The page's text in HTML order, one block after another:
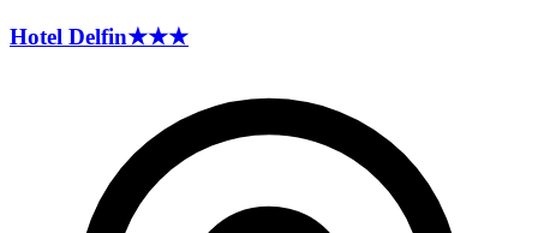
Hotel Delfin★★★